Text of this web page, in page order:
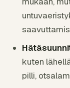
kuten
pilli,